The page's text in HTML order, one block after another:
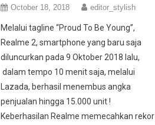
October 18, 2018 editor_stylish
Melalui tagline “Proud To Be Young”,
Realme 2, smartphone yang baru saja
diluncurkan pada 9 Oktober 2018 lalu,
dalam tempo 10 menit saja, melalui
Lazada, berhasil menembus angka
penjualan hingga 15.000 unit !
Keberhasilan Realme memecahkan rekor